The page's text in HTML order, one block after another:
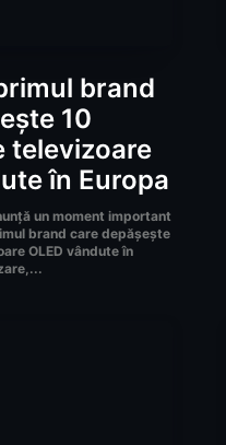
brand
10
televizoare
în Europa
un moment important
brand care depășește
OLED vândute în